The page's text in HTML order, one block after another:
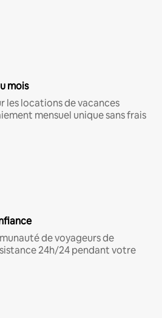
mois
les locations de vacances
mensuel unique sans frais
de voyageurs de
24h/24 pendant votre